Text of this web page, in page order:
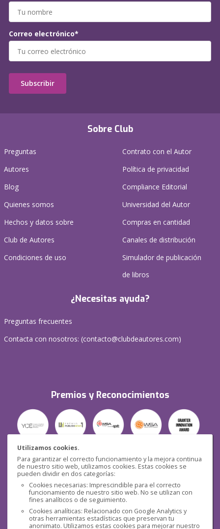
Utilizamos cookies.
Para garantizar el correcto funcionamiento y la mejora continua
de nuestro sitio web, utilizamos cookies. Estas cookies se
pueden dividir en dos categorías:
Cookies necesarias: Imprescindible para el correcto
funcionamiento de nuestro sitio web. No se utilizan con
fines analíticos o de seguimiento.
Cookies analíticas: Relacionado con Google Analytics y
otras herramientas estadísticas que preservan tu
anonimato. Utilizamos estas cookies para mejorar nuestro
Sobre Club
Preguntas
Autores
Blog
Quienes somos
Hechos y datos sobre
Club de Autores
Condiciones de uso
Contrato con el Autor
Política de privacidad
Compliance Editorial
Universidad del Autor
Compras en cantidad
Canales de distribución
Simulador de publicación
de libros
¿Necesitas ayuda?
Preguntas frecuentes
Contacta con nosotros: (contacto@clubdeautores.com)
Premios y Reconocimientos
Seguridad
Correo electrónico*
Subscribir